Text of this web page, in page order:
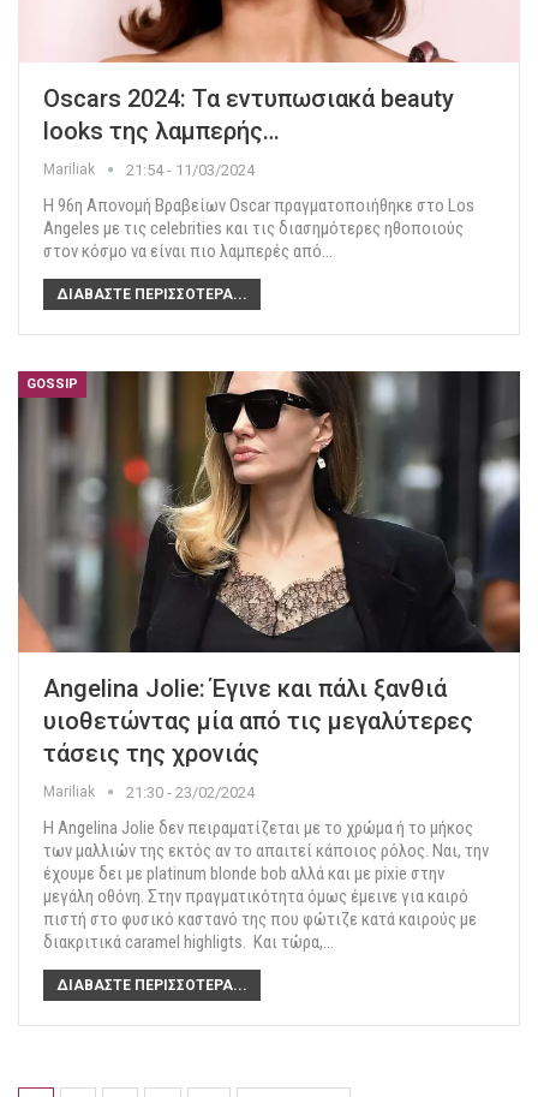
Oscars 2024: Τα εντυπωσιακά beauty
looks της λαμπερής…
Mariliak 21:54 - 11/03/2024
Η 96η Απονομή Βραβείων Oscar πραγματοποιήθηκε στο Los
Angeles με τις celebrities και τις διασημότερες ηθοποιούς
στον κόσμο να είναι πιο λαμπερές από…
ΔΙΑΒΆΣΤΕ ΠΕΡΙΣΣΌΤΕΡΑ...
GOSSIP
Angelina Jolie: Έγινε και πάλι ξανθιά
υιοθετώντας μία από τις μεγαλύτερες
τάσεις της χρονιάς
Mariliak 21:30 - 23/02/2024
Η Angelina Jolie δεν πειραματίζεται με το χρώμα ή το μήκος
των μαλλιών της εκτός αν το απαιτεί κάποιος ρόλος. Ναι, την
έχουμε δει με platinum blonde bob αλλά και με pixie στην
μεγάλη οθόνη. Στην πραγματικότητα όμως έμεινε για καιρό
πιστή στο φυσικό καστανό της που φώτιζε κατά καιρούς με
διακριτικά caramel highligts. Και τώρα,…
ΔΙΑΒΆΣΤΕ ΠΕΡΙΣΣΌΤΕΡΑ...